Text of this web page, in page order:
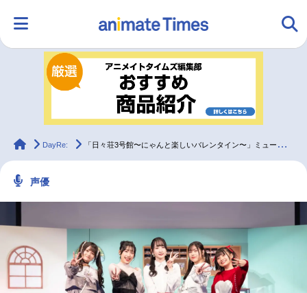
ランキング アニメ
ラジオ
配信・Vtuber トレンド
最新記事一覧
animateTimes
DayRe: 「日々荘3号館〜にゃんと楽しいバレンタイン〜」ミュージックレイン3期生インタビュー
声優